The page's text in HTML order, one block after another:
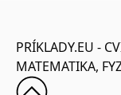
PRÍKLADY.EU -
MATEMATIKA,